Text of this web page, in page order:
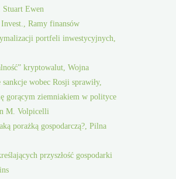
Ewen
Ramy finansów
portfeli inwestycyjnych,
kryptowalut, Wojna
wobec Rosji sprawiły,
gorącym ziemniakiem w polityce
M. Volpicelli
porażką gospodarczą?, Pilna
przyszłość gospodarki